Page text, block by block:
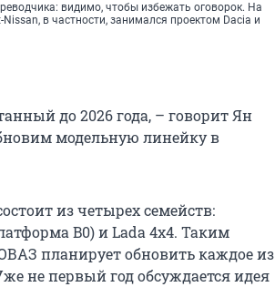
видимо, чтобы избежать оговорок. На
в частности, занимался проектом Dacia и
до 2026 года, – говорит Ян
модельную линейку в
из четырех семейств:
B0) и Lada 4x4. Таким
планирует обновить каждое из
не первый год обсуждается идея